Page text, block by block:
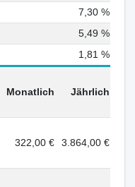
7,30 %
5,49 %
1,81 %
Monatlich Jährlich
322,00 € 3.864,00 €